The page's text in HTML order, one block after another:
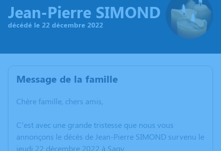
Jean-Pierre SIMOND
décédé le 22 décembre 2022
Message de la famille
Chère famille, chers amis,
C’est avec une grande tristesse que nous vous
annonçons le décès de Jean-Pierre SIMOND survenu le
jeudi 22 décembre 2022 à Sagy.